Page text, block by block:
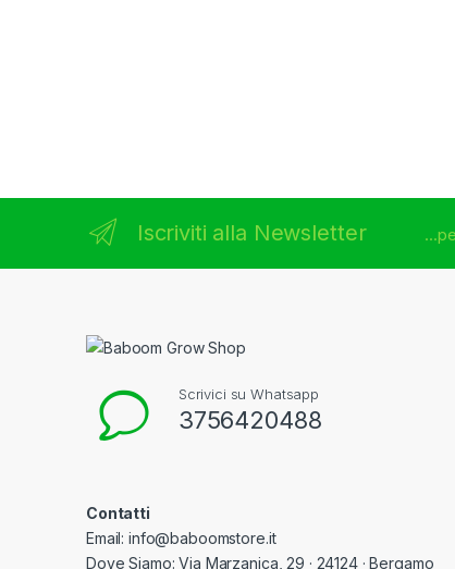
Iscriviti alla Newsletter
Scrivici su Whatsapp
3756420488
Contatti
Email: info@baboomstore.it
Dove Siamo: Via Marzanica, 29 · 24124 · Bergamo